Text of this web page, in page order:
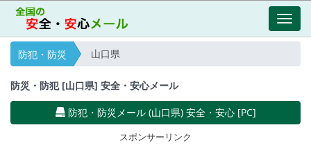
防犯・防災
山口県
防災・防犯 [山口県] 安全・安心メール
防犯・防災メール (山口県) 安全・安心 [PC]
スポンサーリンク